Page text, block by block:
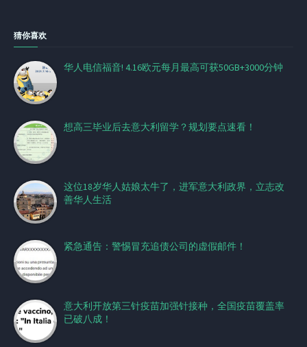
猜你喜欢
华人电信福音! 4.16欧元每月最高可获50GB+3000分钟
想高三毕业后去意大利留学？规划要点速看！
这位18岁华人姑娘太牛了，进军意大利政界，立志改
善华人生活
紧急通告：警惕冒充追债公司的虚假邮件！
意大利开放第三针疫苗加强针接种，全国疫苗覆盖率
已破八成！